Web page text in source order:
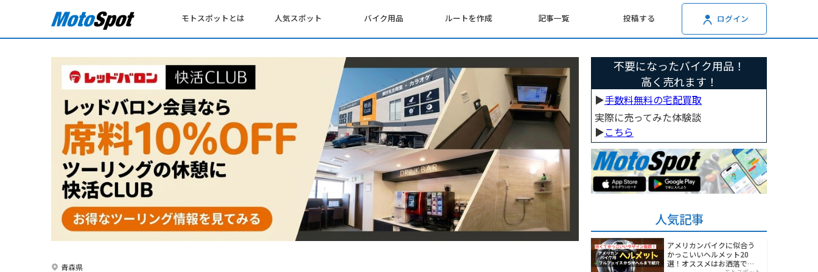
モトスポットとは 人気スポット バイク用品 ルートを作成 記事一覧 投稿する ログイン
青森県
不要になったバイク用品！
高く売れます！
▶︎手数料無料の宅配買取
実際に売ってみた体験談
▶︎こちら
人気記事
アメリカンバイクに似合う
かっこいいヘルメット20
選！オススメはお洒落でワ